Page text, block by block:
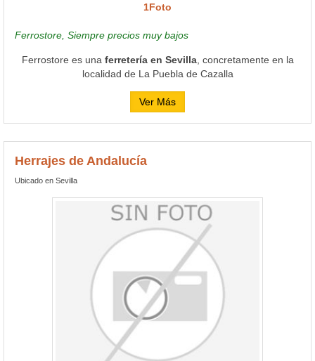
1Foto
Ferrostore, Siempre precios muy bajos
Ferrostore es una ferretería en Sevilla, concretamente en la
localidad de La Puebla de Cazalla
Ver Más
Herrajes de Andalucía
Ubicado en Sevilla